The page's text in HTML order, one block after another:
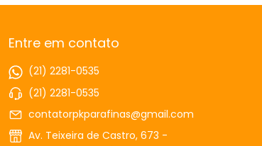
Entre em contato
(21) 2281-0535
(21) 2281-0535
contatorpkparafinas@gmail.com
Av. Teixeira de Castro, 673 -